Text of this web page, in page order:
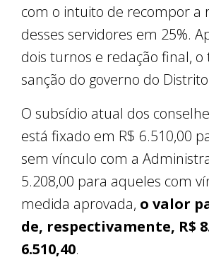
com o intuito de recompor a
desses servidores em 25%.
dois turnos e redação final, o
sanção do governo do
O subsídio atual dos
está fixado em R$ 6.510,00
sem vínculo com a
5.208,00 para aqueles com
medida aprovada, o valor
de, respectivamente, R$
6.510,40.